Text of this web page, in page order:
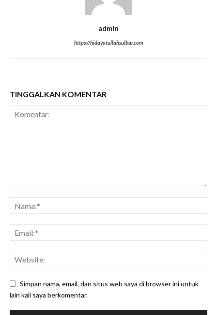
admin
https://hidayatullahsulbar.com
TINGGALKAN KOMENTAR
Simpan nama, email, dan situs web saya di browser ini untuk
lain kali saya berkomentar.